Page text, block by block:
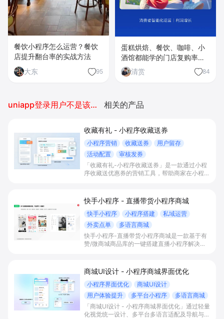
餐饮小程序怎么运营？餐饮
店提升翻台率的实战方法
大东
95
蛋糕烘焙、餐饮、咖啡、小
酒馆都能学的门店复购率
70%的秘密
清赏 84
uniapp登录用户不是该小程序的开发者 相关的产品
收藏有礼 - 小程序收藏送券
小程序营销 收藏送券
用户留存
活动配置
审核发券
「收藏有礼-小程序收藏送券」是一款通过小程
序收藏送优惠券的营销工具，帮助商家在小程序
跃与留存，实现更多回访与下单转化。
快手小程序 - 直播带货小程序商城
快手小程序 小程序搭建
私域运营
外卖点单
多语言商城
快手小程序-直播带货小程序商城是一款基于有
赞/微商城商品库的一键搭建直播小程序解决方
短下单路径、沉淀私域会员并提升转化与复购。
商城UI设计 - 小程序商城界面优化
小程序界面优化
商城UI设计
用户体验提升
多平台小程序
多语言商城
「商城UI设计 - 小程序商城界面优化」通过轻量
化视觉统一设计、多平台多语言适配及导航与性